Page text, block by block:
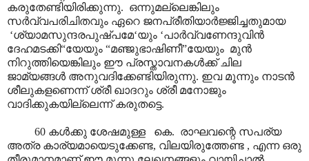
കരുതേണ്ടിയിരിക്കുന്നു. ഒന്നുമല്ലെങ്കിലും
സർവ്വപരിചിതവും ഏറെ ജനപ്രീതിയാർജ്ജിച്ചതുമായ
‘ശ്യാമസുന്ദരപുഷ്പമേ‘യും ‘പാർവ്വണേന്ദുവിൻ
ദേഹമടക്കി“യേയും “മഞ്ജുഭാഷിണീ”യേയും മുൻ
നിറുത്തിയെങ്കിലും ഈ പ്രസ്താവനകൾക്ക് ചില
ജാമ്യങ്ങൾ അനുവദിക്കേണ്ടിയിരുന്നു. ഇവ മൂന്നും നാടൻ
ശീലുകളണെന്ന് ശ്രീ ഖാദറും ശ്രീ മനോജും
വാദിക്കുകയില്ലെന്ന് കരുതട്ടെ.
60 കൾക്കു ശേഷമുള്ള കെ. രാഘവന്റെ സപര്യ
അത്ര കാര്യമായെടുക്കേണ്ട, വിലയിരുത്തേണ്ട , എന്ന ഒരു